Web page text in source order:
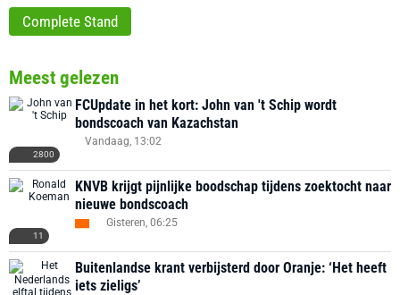
Complete Stand
Meest gelezen
2800
FCUpdate in het kort: John van 't Schip wordt
bondscoach van Kazachstan
Vandaag, 13:02
11
KNVB krijgt pijnlijke boodschap tijdens zoektocht naar
nieuwe bondscoach
Gisteren, 06:25
Buitenlandse krant verbijsterd door Oranje: ‘Het heeft
iets zieligs’